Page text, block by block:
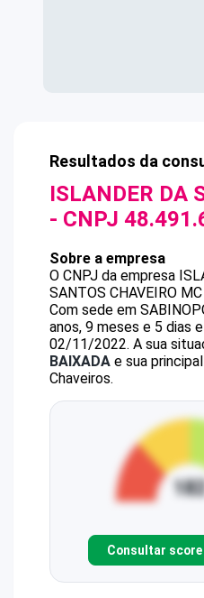
Resultados da
ISLANDER DA
- CNPJ
Sobre a empresa
O CNPJ da empresa
SANTOS CHAVEIRO MC
Com sede em
anos, 9 meses e 5 dias
02/11/2022. A sua
BAIXADA e sua
Chaveiros.
Consultar score